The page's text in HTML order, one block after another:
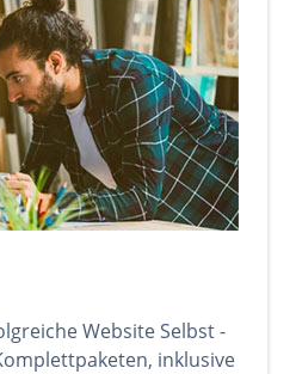
Website Selbst -
inklusive